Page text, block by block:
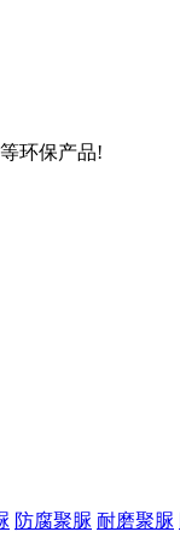
环保产品!
防腐聚脲 耐磨聚脲